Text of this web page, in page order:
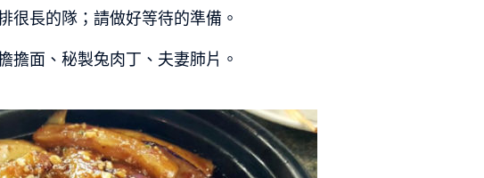
很長的隊；請做好等待的準備。
擔面、秘製兔肉丁、夫妻肺片。